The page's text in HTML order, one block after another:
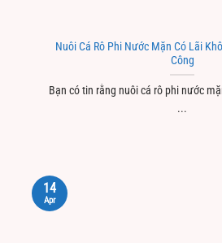
Nuôi Cá Rô Phi Nước Mặn Có Lãi
Công
Bạn có tin rằng nuôi cá rô phi nước
...
14
Apr